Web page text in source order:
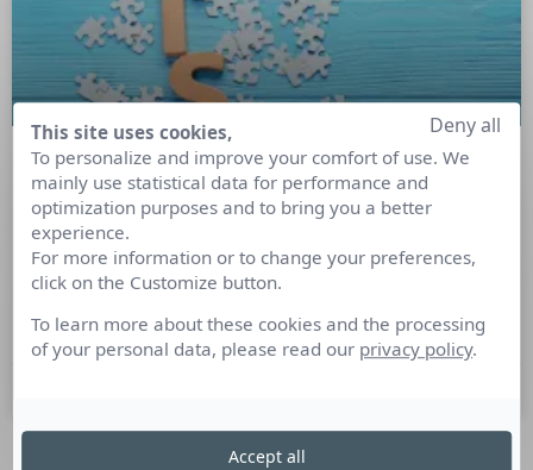
Différents esprits. Un pays.
Aujourd’hui, a lieu la Journée mondiale de sensibilisation à
l’autisme ! Découvrez la campagne du gouvernement
écossais avec son agence Aardman, pour informer le grand
public sur les réalités de l’autisme.
This site uses cookies,
To personalize and improve your comfort of use. We
mainly use statistical data for performance and
optimization purposes and to bring you a better
experience.
For more information or to change your preferences,
click on the Customize button.
To learn more about these cookies and the processing
of your personal data, please read our privacy policy.
Deny all
Accept all